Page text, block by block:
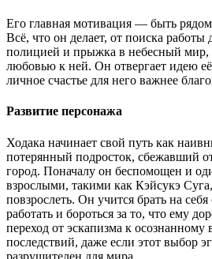
Его главная мотивация — быть
Всё, что он делает, от поиска работы
полицией и прыжка в небесный мир,
любовью к ней. Он отвергает идею
личное счастье для него важнее
Развитие персонажа
Ходака начинает свой путь как
потерянный подросток, сбежавший
город. Поначалу он беспомощен и
взрослыми, такими как Кэйсукэ Суга,
повзрослеть. Он учится брать на себя
работать и бороться за то, что ему
переход от эскапизма к
последствий, даже если этот выбор
разрушителен для мира.